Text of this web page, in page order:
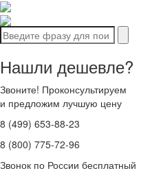
Нашли дешевле?
Звоните! Проконсультируем
и предложим лучшую цену
8 (499) 653-88-23
8 (800) 775-72-96
Звонок по России бесплатный